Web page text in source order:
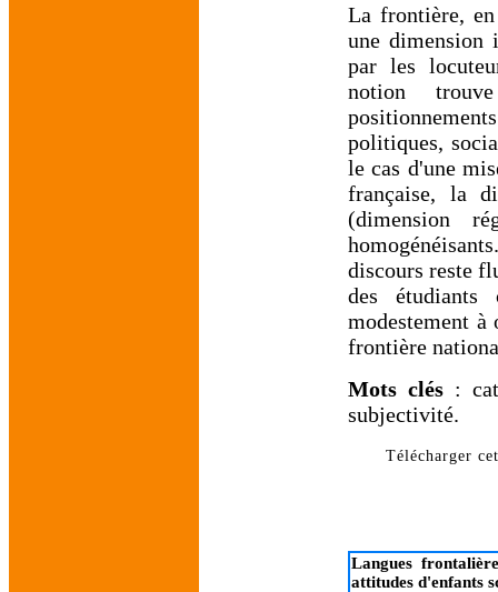
La frontière,
une dimension
par les
notion
politiques,
le cas d'une
française, la
(dimension
discours reste
des
modestement
frontière
Mots clés:
subjectivité.
Télécharger
Langues
attitudes d'enfants